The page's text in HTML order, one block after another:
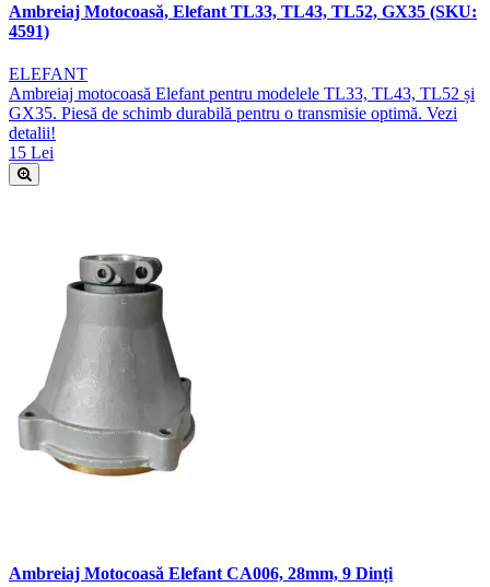
Ambreiaj Motocoasă, Elefant TL33, TL43, TL52, GX35 (SKU:
4591)
ELEFANT
Ambreiaj motocoasă Elefant pentru modelele TL33, TL43, TL52 și
GX35. Piesă de schimb durabilă pentru o transmisie optimă. Vezi
detalii!
15 Lei
Ambreiaj Motocoasă Elefant CA006, 28mm, 9 Dinți